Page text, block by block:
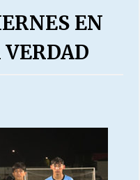
69 AÑOS DE
CLIMA
EN